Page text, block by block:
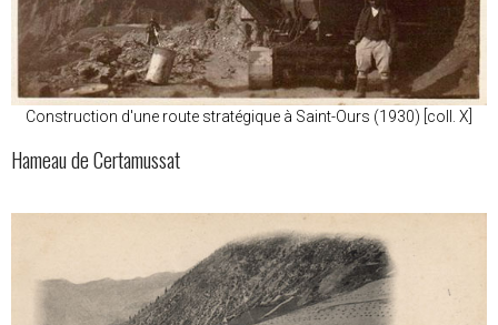
Construction d'une route stratégique à Saint-Ours (1930) [coll. X]
Hameau de Certamussat